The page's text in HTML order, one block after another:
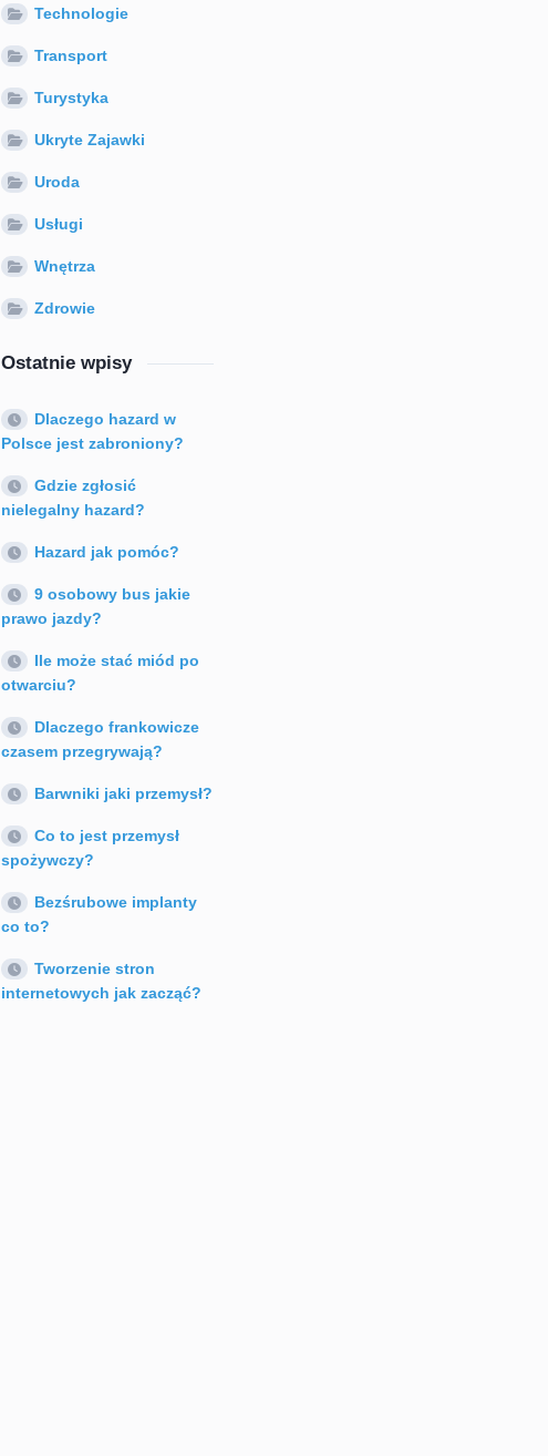
Technologie
Transport
Turystyka
Ukryte Zajawki
Uroda
Usługi
Wnętrza
Zdrowie
Ostatnie wpisy
Dlaczego hazard w
Polsce jest zabroniony?
Gdzie zgłosić
nielegalny hazard?
Hazard jak pomóc?
9 osobowy bus jakie
prawo jazdy?
Ile może stać miód po
otwarciu?
Dlaczego frankowicze
czasem przegrywają?
Barwniki jaki przemysł?
Co to jest przemysł
spożywczy?
Bezśrubowe implanty
co to?
Tworzenie stron
internetowych jak zacząć?